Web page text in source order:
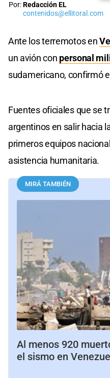
Por:Redacción EL
contenidos@ellitoral.com
Ante los terremotos en
un avión con personal
sudamericano, confirmó
Fuentes oficiales que se
argentinos en salir hacia
primeros equipos
asistencia humanitaria.
MIRÁ TAMBIÉN
Al menos 920
el sismo en